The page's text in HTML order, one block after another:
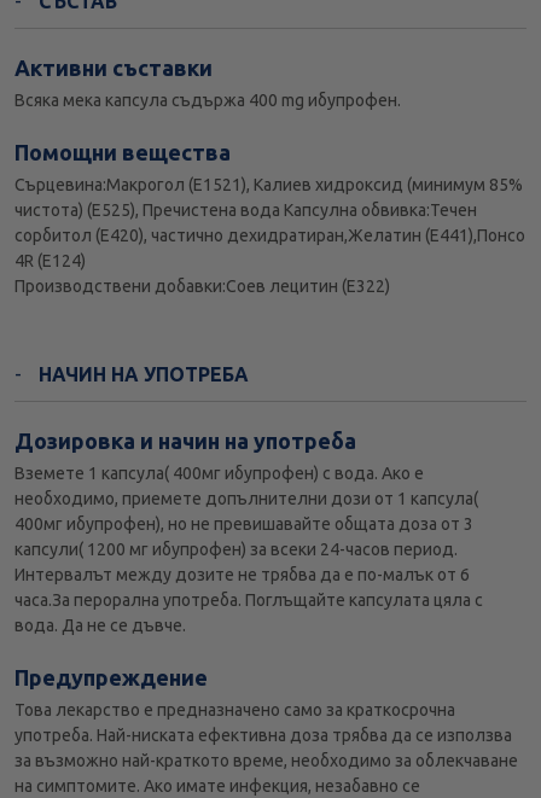
Активни съставки
Всяка мека капсула съдържа 400 mg ибупрофен.
Помощни вещества
Сърцевина:Макрогол (E1521), Калиев хидроксид (минимум 85%
чистота) (E525), Пречистена вода Капсулна обвивка:Течен
сорбитол (E420), частично дехидратиран,Желатин (E441),Понсо
4R (E124)
Производствени добавки:Соев лецитин (E322)
НАЧИН НА УПОТРЕБА
Дозировка и начин на употреба
Вземете 1 капсула( 400мг ибупрофен) с вода. Ако е
необходимо, приемете допълнителни дози от 1 капсула(
400мг ибупрофен), но не превишавайте общата доза от 3
капсули( 1200 мг ибупрофен) за всеки 24-часов период.
Интервалът между дозите не трябва да е по-малък от 6
часа.За перорална употреба. Поглъщайте капсулата цяла с
вода. Да не се дъвче.
Предупреждение
Това лекарство е предназначено само за краткосрочна
употреба. Най-ниската ефективна доза трябва да се използва
за възможно най-краткото време, необходимо за облекчаване
на симптомите. Ако имате инфекция, незабавно се